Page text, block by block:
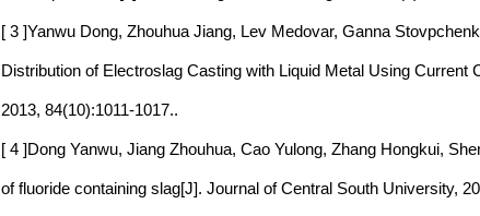
[ 3 ]Yanwu Dong, Zhouhua Jiang, Lev Medovar, Ganna
Distribution of Electroslag Casting with Liquid Metal Using Current
2013, 84(10):1011-1017..
[ 4 ]Dong Yanwu, Jiang Zhouhua, Cao Yulong, Zhang Hongkui,
of fluoride containing slag[J]. Journal of Central South University,